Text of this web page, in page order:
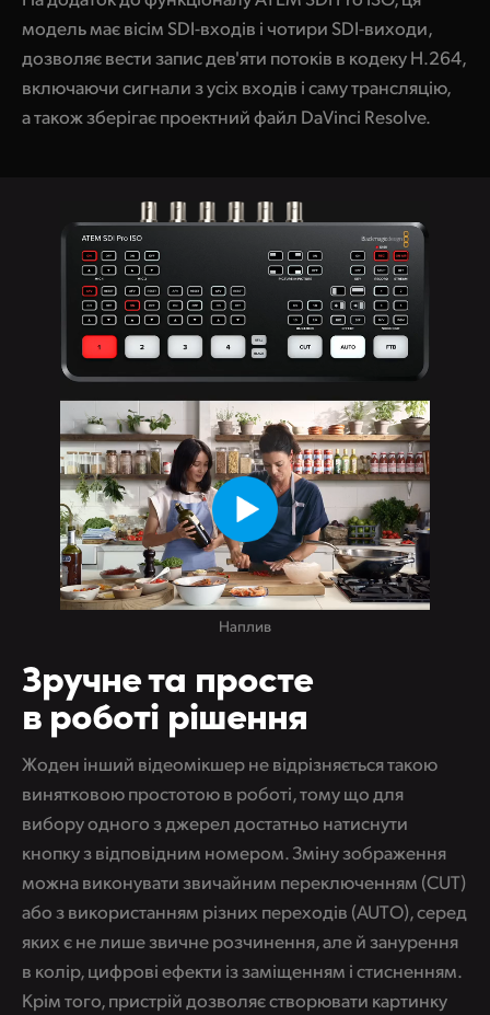
модель має вісім SDI-входів і чотири SDI-виходи,
дозволяє вести запис дев'яти потоків в кодеку H.264,
включаючи сигнали з усіх входів і саму трансляцію,
а також зберігає проектний файл DaVinci Resolve.
Наплив
Зручне та просте
в роботі рішення
Жоден інший відеомікшер не відрізняється такою
винятковою простотою в роботі, тому що для
вибору одного з джерел достатньо натиснути
кнопку з відповідним номером. Зміну зображення
можна виконувати звичайним переключенням (CUT)
або з використанням різних переходів (AUTO), серед
яких є не лише звичне розчинення, але й занурення
в колір, цифрові ефекти із заміщенням і стисненням.
Крім того, пристрій дозволяє створювати картинку